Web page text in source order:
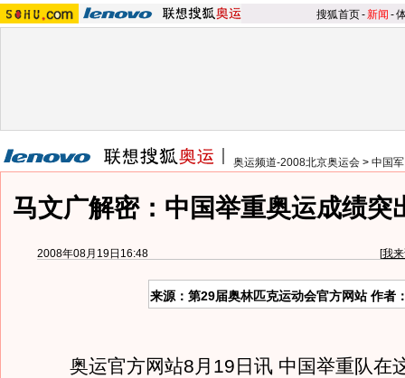
搜狐首页-新闻 -
奥运频道-2008北京奥运会 > 中国
马文广解密：中国举重奥运成绩突
2008年08月19日16:48 [我
来源：第29届奥林匹克运动会官方网站 作者
奥运官方网站8月19日讯 中国举重队在